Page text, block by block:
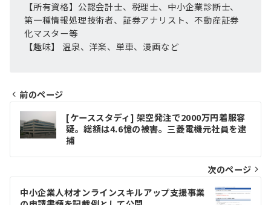
【所有資格】公認会計士、税理士、中小企業診断士、
第一種情報処理技術者、証券アナリスト、不動産証券
化マスター等
【趣味】 温泉、洋楽、単車、漫画など
投
稿
ビ
ゲ
前のページ
[ケーススタディ] 架空発注で2000万円着服容
疑。総額は4.6憶の被害。三菱電機元社員を逮
捕
次のページ
中小企業人材オンラインスキルアップ支援事業